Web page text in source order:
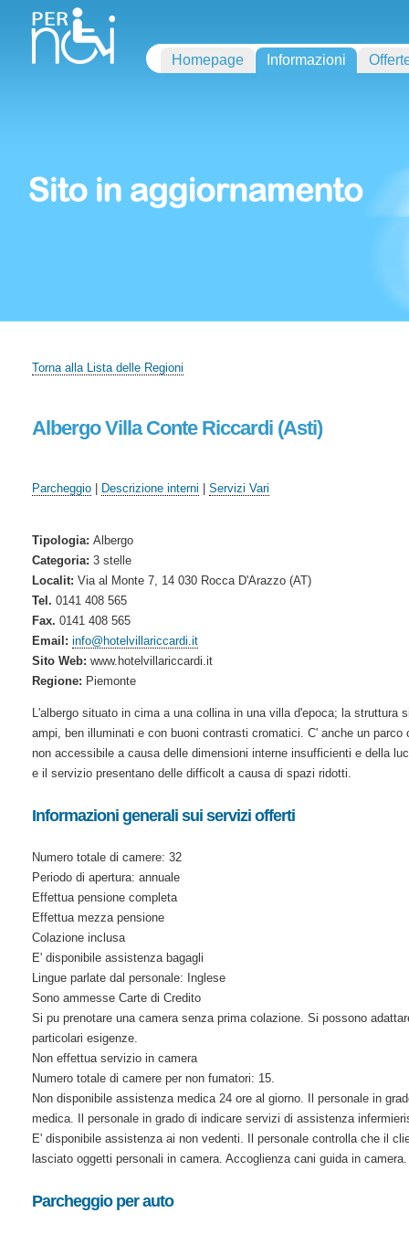
Homepage Informazioni
Torna alla Lista delle Regioni
Albergo Villa Conte Riccardi (Asti)
Parcheggio| Descrizione interni Servizi Vari
Tipologia: Albergo
Categoria: 3 stelle
Localit: Via al Monte 7, 14 030 Rocca D'Arazzo (AT)
Tel. 0141 408 565
Fax. 0141 408 565
Email: info@hotelvillariccardi.it
Sito Web: www.hotelvillariccardi.it
Regione: Piemonte
L'albergo situato in cima a una collina in una villa d'epoca; la struttura
ampi, ben illuminati e con buoni contrasti cromatici. C' anche un parco
non accessibile a causa delle dimensioni interne insufficienti e della
e il servizio presentano delle difficolt a causa di spazi ridotti.
Informazioni generali sui servizi offerti
Numero totale di camere: 32
Periodo di apertura: annuale
Effettua pensione completa
Effettua mezza pensione
Colazione inclusa
E' disponibile assistenza bagagli
Lingue parlate dal personale: Inglese
Sono ammesse Carte di Credito
Si pu prenotare una camera senza prima colazione. Si possono
particolari esigenze.
Non effettua servizio in camera
Numero totale di camere per non fumatori: 15.
Non disponibile assistenza medica 24 ore al giorno. Il personale in
medica. Il personale in grado di indicare servizi di assistenza
E' disponibile assistenza ai non vedenti. Il personale controlla che il
lasciato oggetti personali in camera. Accoglienza cani guida in camera.
Parcheggio per auto